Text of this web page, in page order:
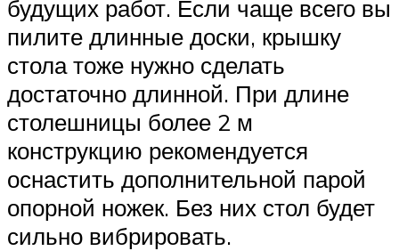
будущих работ. Если чаще всего вы
пилите длинные доски, крышку
стола тоже нужно сделать
достаточно длинной. При длине
столешницы более 2 м
конструкцию рекомендуется
оснастить дополнительной парой
опорной ножек. Без них стол будет
сильно вибрировать.